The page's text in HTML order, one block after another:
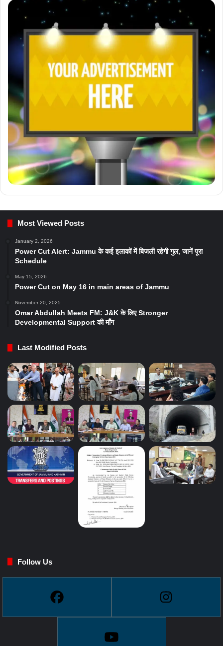
Most Viewed Posts
January 2, 2026
Power Cut Alert: Jammu के कई इलाकों में बिजली रहेगी गुल, जानें पूरा
Schedule
May 15, 2026
Power Cut on May 16 in main areas of Jammu
November 20, 2025
Omar Abdullah Meets FM: J&K के लिए Stronger
Developmental Support की माँग
Last Modified Posts
Follow Us